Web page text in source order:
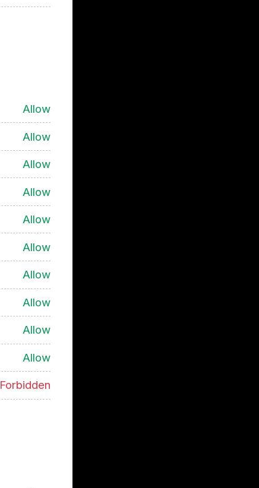
Allow
Allow
Allow
Allow
Allow
Allow
Allow
Allow
Allow
Allow
Forbidden